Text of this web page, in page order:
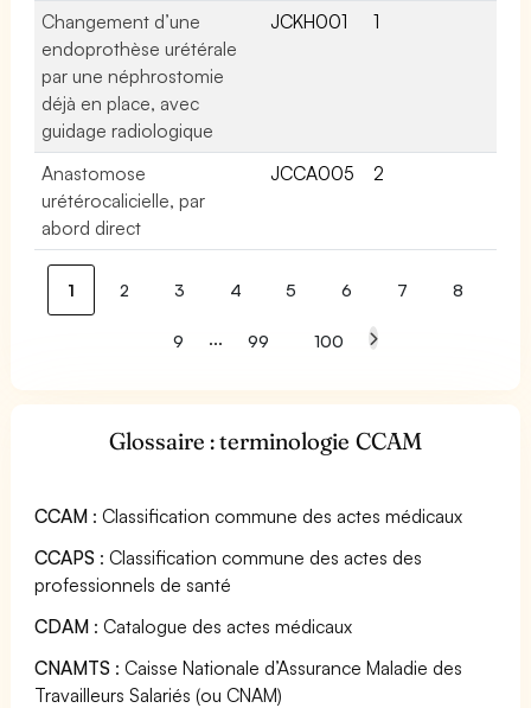
Changement d’une
endoprothèse urétérale
par une néphrostomie
déjà en place, avec
guidage radiologique
JCKH001 1
Anastomose
urétérocalicielle, par
abord direct
JCCA005 2
1 2 3 4 5 6 7 8
9 ... 99 100
Glossaire : terminologie CCAM
CCAM : Classification commune des actes médicaux
CCAPS : Classification commune des actes des
professionnels de santé
CDAM : Catalogue des actes médicaux
CNAMTS : Caisse Nationale d’Assurance Maladie des
Travailleurs Salariés (ou CNAM)